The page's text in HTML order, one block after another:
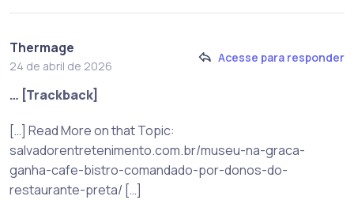
Thermage
24 de abril de 2026
Acesse para responder
… [Trackback]
[…] Read More on that Topic:
salvadorentretenimento.com.br/museu-na-graca-
ganha-cafe-bistro-comandado-por-donos-do-
restaurante-preta/ […]